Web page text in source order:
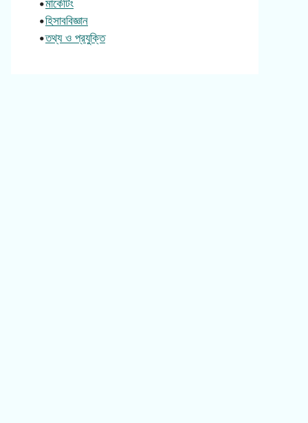
•মার্কেটিং
•হিসাববিজ্ঞান
•তথ্য ও প্রযুক্তি